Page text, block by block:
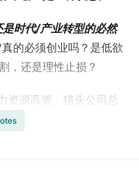
时代/产业转型的必然
真的必须创业吗？是低欲
，还是理性止损？
资源高管、猎头公司总
失业，到底有什么出